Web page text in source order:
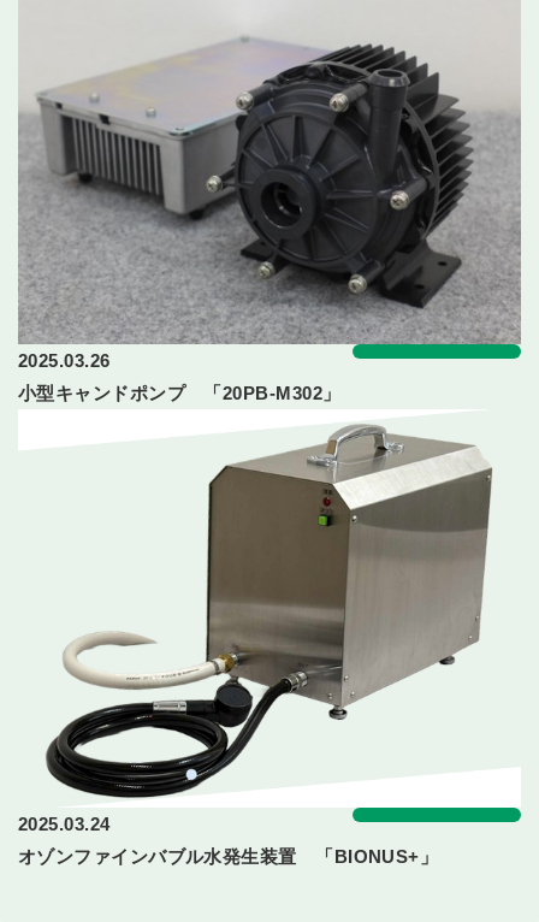
2025.03.26
小型キャンドポンプ 「20PB-M302」
2025.03.24
オゾンファインバブル水発生装置 「BIONUS+」